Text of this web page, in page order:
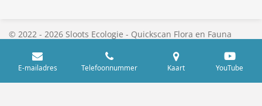
© 2022 - 2026 Sloots Ecologie - Quickscan Flora en Fauna
E-mailadres Telefoonnummer Kaart YouTube